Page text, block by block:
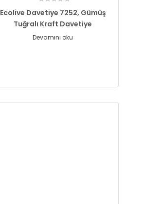
Ecolive Davetiye 7252, Gümüş
Tuğralı Kraft Davetiye
Devamını oku